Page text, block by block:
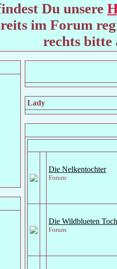
Du unsere
im Forum
rechts bitte
Lady
Die Nelkentochter
Forum:
Die Wildblueten
Forum: